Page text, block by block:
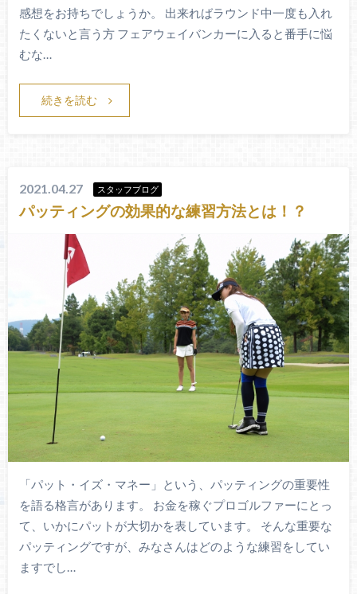
感想をお持ちでしょうか。 出来ればラウンド中一度も入れ
たくないと言う方 フェアウェイバンカーに入ると番手に悩
むな…
続きを読む
2021.04.27 スタッフブログ
パッティングの効果的な練習方法とは！？
「パット・イズ・マネー」という、パッティングの重要性
を語る格言があります。 お金を稼ぐプロゴルファーにとっ
て、いかにパットが大切かを表しています。 そんな重要な
パッティングですが、みなさんはどのような練習をしてい
ますでし…